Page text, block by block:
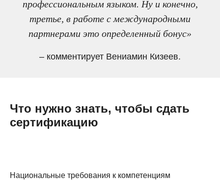
профессиональным языком. Ну и конечно,
третье, в работе с международными
партнерами это определенный бонус»
– комментирует Вениамин Кизеев.
Что нужно знать, чтобы сдать
сертификацию
Национальные требования к компетенциям